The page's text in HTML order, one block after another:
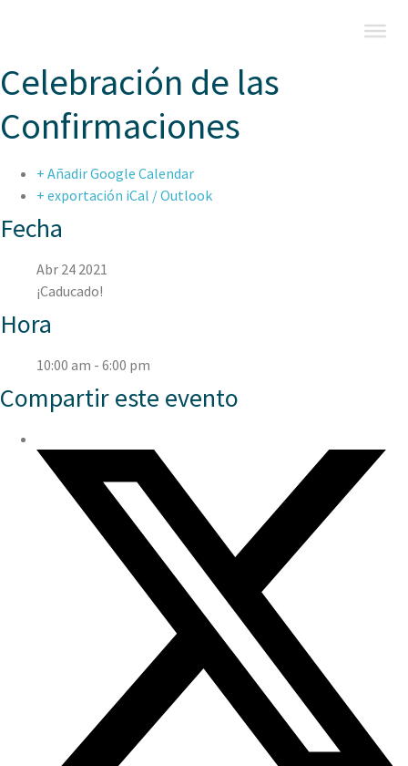
Celebración de las
Confirmaciones
+ Añadir Google Calendar
+ exportación iCal / Outlook
Fecha
Abr 24 2021
¡Caducado!
Hora
10:00 am - 6:00 pm
Compartir este evento